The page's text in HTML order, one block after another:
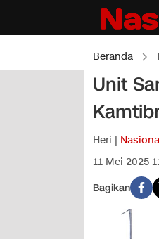
Beranda
Unit
Heri |
11 Mei 2025
Bagikan